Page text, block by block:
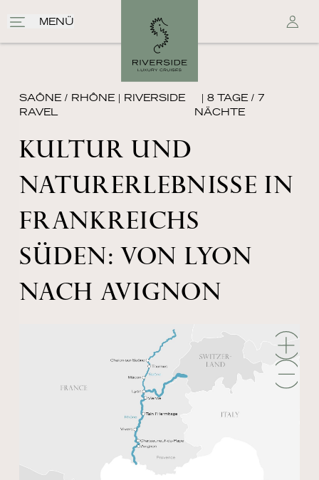
MENÜ
SAÔNE / RHÔNE | RIVERSIDE
RAVEL
| 8 TAGE / 7
NÄCHTE
KULTUR UND
NATURERLEBNISSE IN
FRANKREICHS
SÜDEN: VON LYON
NACH AVIGNON